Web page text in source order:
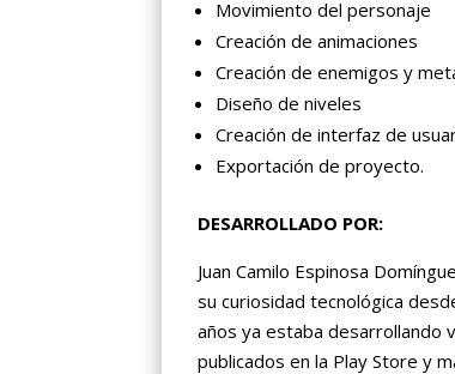
Movimiento del personaje
Creación de animaciones
Creación de enemigos y
Diseño de niveles
Creación de interfaz de
Exportación de proyecto.
DESARROLLADO POR:
Juan Camilo Espinosa
su curiosidad tecnológica
años ya estaba desarrollando
publicados en la Play Store y